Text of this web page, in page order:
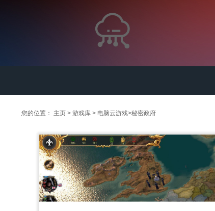
您的位置： 主页 > 游戏库 > 电脑云游戏>秘密政府